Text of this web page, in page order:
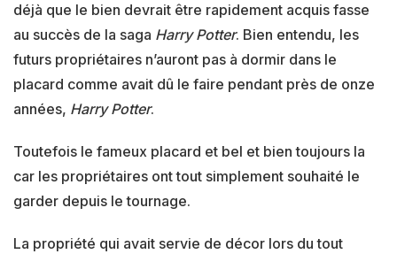
déjà que le bien devrait être rapidement acquis fasse
au succès de la saga Harry Potter. Bien entendu, les
futurs propriétaires n’auront pas à dormir dans le
placard comme avait dû le faire pendant près de onze
années, Harry Potter.
Toutefois le fameux placard et bel et bien toujours la
car les propriétaires ont tout simplement souhaité le
garder depuis le tournage.
La propriété qui avait servie de décor lors du tout